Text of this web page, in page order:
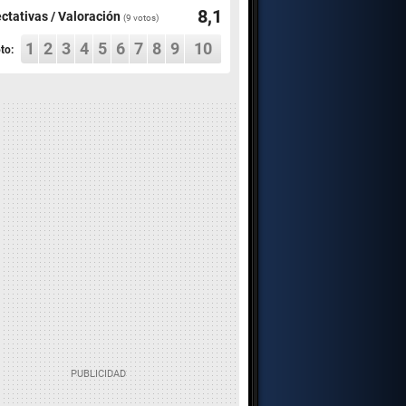
/ Valoración (9 votos) 8,1
1 2 3 4 5 6 7 8 9 10